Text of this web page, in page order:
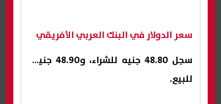
سعر الدولار في البنك العربي الأفريقي
سجل 48.80 جنيه للشراء، و48.90 جنيها
للبيع.